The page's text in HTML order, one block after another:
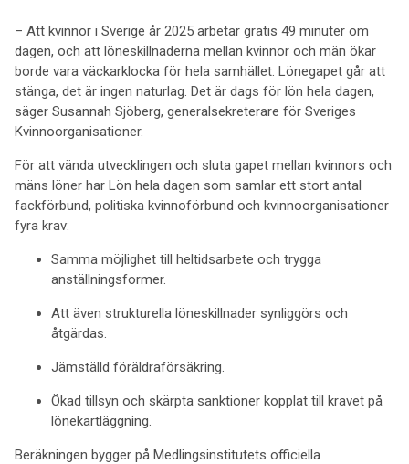
– Att kvinnor i Sverige år 2025 arbetar gratis 49 minuter om
dagen, och att löneskillnaderna mellan kvinnor och män ökar
borde vara väckarklocka för hela samhället. Lönegapet går att
stänga, det är ingen naturlag. Det är dags för lön hela dagen,
säger Susannah Sjöberg, generalsekreterare för Sveriges
Kvinnoorganisationer.
För att vända utvecklingen och sluta gapet mellan kvinnors och
mäns löner har Lön hela dagen som samlar ett stort antal
fackförbund, politiska kvinnoförbund och kvinnoorganisationer
fyra krav:
Samma möjlighet till heltidsarbete och trygga
anställningsformer.
Att även strukturella löneskillnader synliggörs och
åtgärdas.
Jämställd föräldraförsäkring.
Ökad tillsyn och skärpta sanktioner kopplat till kravet på
lönekartläggning.
Beräkningen bygger på Medlingsinstitutets officiella